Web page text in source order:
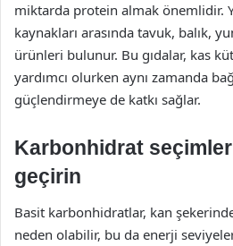
miktarda protein almak önemlidir.
kaynakları arasında tavuk, balık,
ürünleri bulunur. Bu gıdalar, kas
yardımcı olurken aynı zamanda
güçlendirmeye de katkı sağlar.
Karbonhidrat
geçirin
Basit karbonhidratlar, kan
neden olabilir, bu da enerji